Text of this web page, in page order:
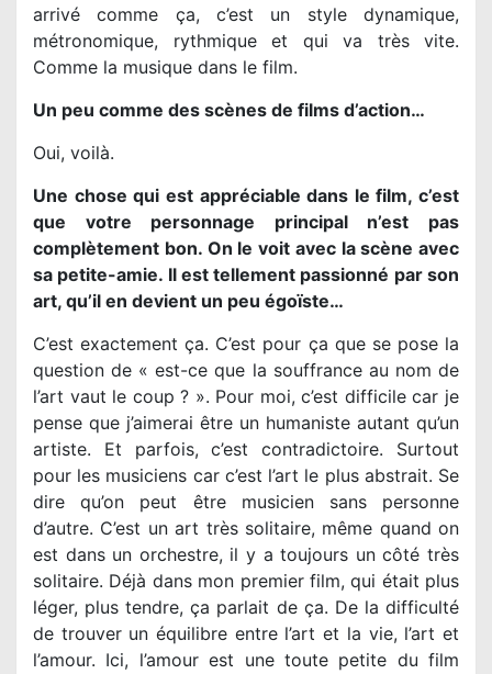
arrivé comme ça, c’est un style dynamique,
métronomique, rythmique et qui va très vite.
Comme la musique dans le film.
Un peu comme des scènes de films d’action…
Oui, voilà.
Une chose qui est appréciable dans le film, c’est
que votre personnage principal n’est pas
complètement bon. On le voit avec la scène avec
sa petite-amie. Il est tellement passionné par son
art, qu’il en devient un peu égoïste…
C’est exactement ça. C’est pour ça que se pose la
question de « est-ce que la souffrance au nom de
l’art vaut le coup ? ». Pour moi, c’est difficile car je
pense que j’aimerai être un humaniste autant qu’un
artiste. Et parfois, c’est contradictoire. Surtout
pour les musiciens car c’est l’art le plus abstrait. Se
dire qu’on peut être musicien sans personne
d’autre. C’est un art très solitaire, même quand on
est dans un orchestre, il y a toujours un côté très
solitaire. Déjà dans mon premier film, qui était plus
léger, plus tendre, ça parlait de ça. De la difficulté
de trouver un équilibre entre l’art et la vie, l’art et
l’amour. Ici, l’amour est une toute petite du film